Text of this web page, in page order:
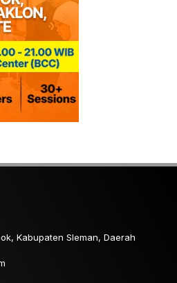
Kabupaten Sleman, Daerah